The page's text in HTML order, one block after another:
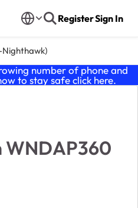
RegisterSign In
Nighthawk)
number of phone and
to stay safe click here.